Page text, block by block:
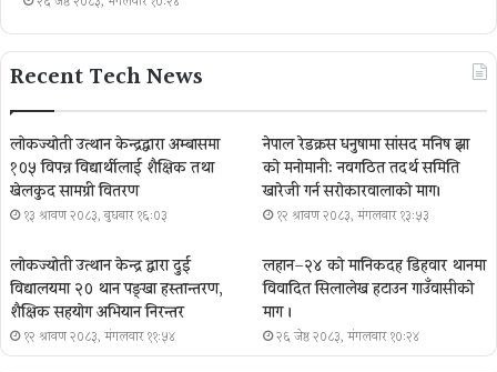
Recent Tech News
लोकज्योती उत्थान केन्द्रद्वारा अम्बासमा
१०५ विपन्न विद्यार्थीलाई शैक्षिक तथा
खेलकुद सामग्री वितरण
१३ श्रावण २०८३, बुधबार १६:०३
नेपाल रेडक्रस धनुषामा सांसद मनिष झा
को मनोमानी: नवगठित तदर्थ समिति
खारेजी गर्न सरोकारवालाको माग।
१२ श्रावण २०८३, मंगलवार १३:५३
लोकज्योती उत्थान केन्द्र द्वारा दुई
विद्यालयमा २० थान पङ्खा हस्तान्तरण,
शैक्षिक सहयोग अभियान निरन्तर
१२ श्रावण २०८३, मंगलवार ११:५४
लहान–२४ को मानिकदह डिहवार थानमा
विवादित सिलालेख हटाउन गाउँवासीको
माग ।
२६ जेष्ठ २०८३, मंगलवार १०:२४